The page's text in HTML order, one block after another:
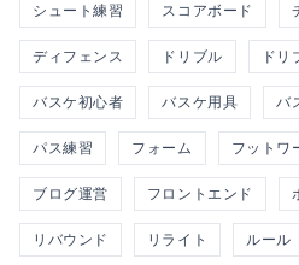
シュート練習 スコアボード
ディフェンス ドリブル ドリ
バスケ初心者 バスケ用具 バ
パス練習 フォーム フットワ
ブログ運営 フロントエンド
リバウンド リライト ルール